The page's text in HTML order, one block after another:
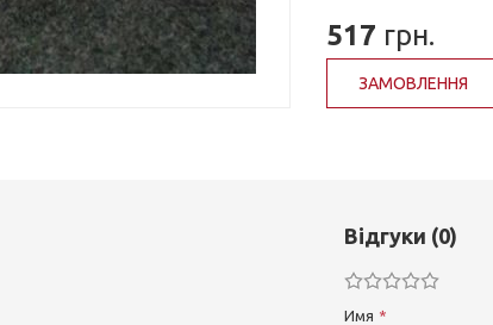
517 грн.
ЗАМОВЛЕННЯ
Відгуки (0)
Имя